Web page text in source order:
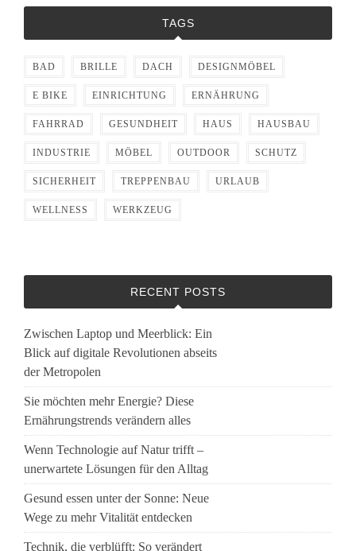
TAGS
BAD BRILLE DACH DESIGNMÖBEL
E BIKE EINRICHTUNG ERNÄHRUNG
FAHRRAD GESUNDHEIT HAUS HAUSBAU
INDUSTRIE MÖBEL OUTDOOR SCHUTZ
SICHERHEIT TREPPENBAU URLAUB
WELLNESS WERKZEUG
RECENT POSTS
Zwischen Laptop und Meerblick: Ein
Blick auf digitale Revolutionen abseits
der Metropolen
Sie möchten mehr Energie? Diese
Ernährungstrends verändern alles
Wenn Technologie auf Natur trifft –
unerwartete Lösungen für den Alltag
Gesund essen unter der Sonne: Neue
Wege zu mehr Vitalität entdecken
Technik, die verblüfft: So verändert